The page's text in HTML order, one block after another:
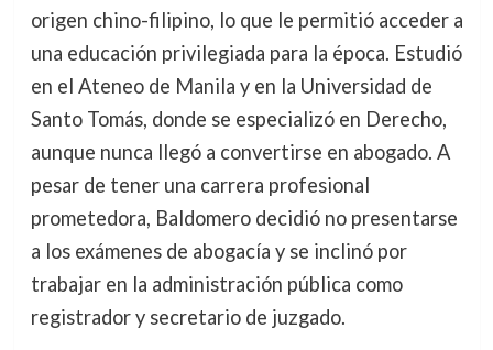
origen chino-filipino, lo que le permitió acceder a
una educación privilegiada para la época. Estudió
en el Ateneo de Manila y en la Universidad de
Santo Tomás, donde se especializó en Derecho,
aunque nunca llegó a convertirse en abogado. A
pesar de tener una carrera profesional
prometedora, Baldomero decidió no presentarse
a los exámenes de abogacía y se inclinó por
trabajar en la administración pública como
registrador y secretario de juzgado.